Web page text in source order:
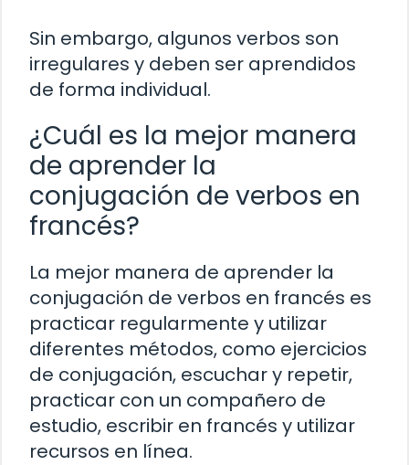
Sin embargo, algunos verbos son
irregulares y deben ser aprendidos
de forma individual.
¿Cuál es la mejor manera
de aprender la
conjugación de verbos en
francés?
La mejor manera de aprender la
conjugación de verbos en francés es
practicar regularmente y utilizar
diferentes métodos, como ejercicios
de conjugación, escuchar y repetir,
practicar con un compañero de
estudio, escribir en francés y utilizar
recursos en línea.